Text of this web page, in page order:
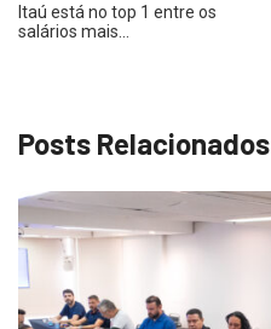
Itaú está no top 1 entre os
salários mais…
Posts Relacionados